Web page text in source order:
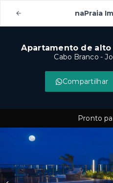
naPraia
Apartamento de alto
Cabo Branco -
Compartilhar
Pronto